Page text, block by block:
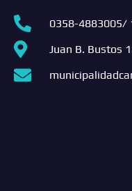
0358-4883005/
Juan B. Bustos